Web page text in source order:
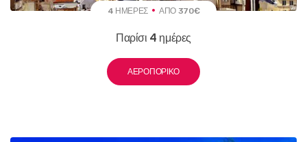
4 ΗΜΈΡΕΣ ΑΠΌ 370€
Παρίσι 4 ημέρες
ΑΕΡΟΠΟΡΙΚΌ